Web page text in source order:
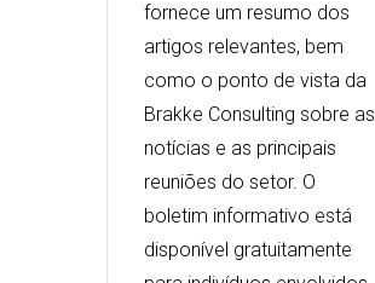
fornece um resumo dos
artigos relevantes, bem
como o ponto de vista da
Brakke Consulting sobre as
notícias e as principais
reuniões do setor. O
boletim informativo está
disponível gratuitamente